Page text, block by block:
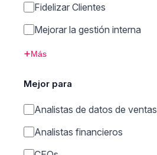
Fidelizar Clientes
Mejorar la gestión interna
Más
Mejor para
Analistas de datos de ventas
Analistas financieros